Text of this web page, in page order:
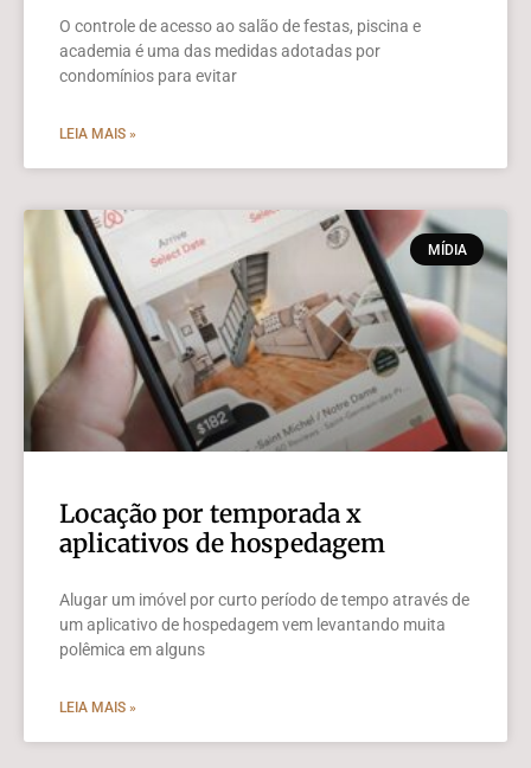
O controle de acesso ao salão de festas, piscina e
academia é uma das medidas adotadas por
condomínios para evitar
LEIA MAIS »
MÍDIA
Locação por temporada x
aplicativos de hospedagem
Alugar um imóvel por curto período de tempo através de
um aplicativo de hospedagem vem levantando muita
polêmica em alguns
LEIA MAIS »